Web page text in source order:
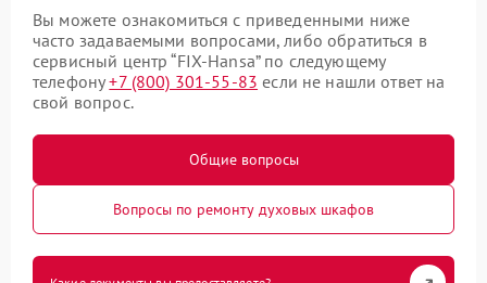
Вы можете ознакомиться с приведенными ниже
часто задаваемыми вопросами, либо обратиться в
сервисный центр “FIX-Hansa” по следующему
телефону+7 (800) 301-55-83 если не нашли ответ на
свой вопрос.
Общие вопросы
Вопросы по ремонту духовых шкафов